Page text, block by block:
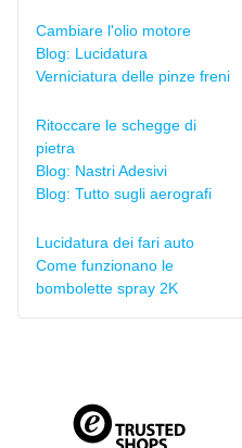
Cambiare l'olio motore
Blog: Lucidatura
Verniciatura delle pinze freni
Ritoccare le schegge di
pietra
Blog: Nastri Adesivi
Blog: Tutto sugli aerografi
Lucidatura dei fari auto
Come funzionano le
bombolette spray 2K